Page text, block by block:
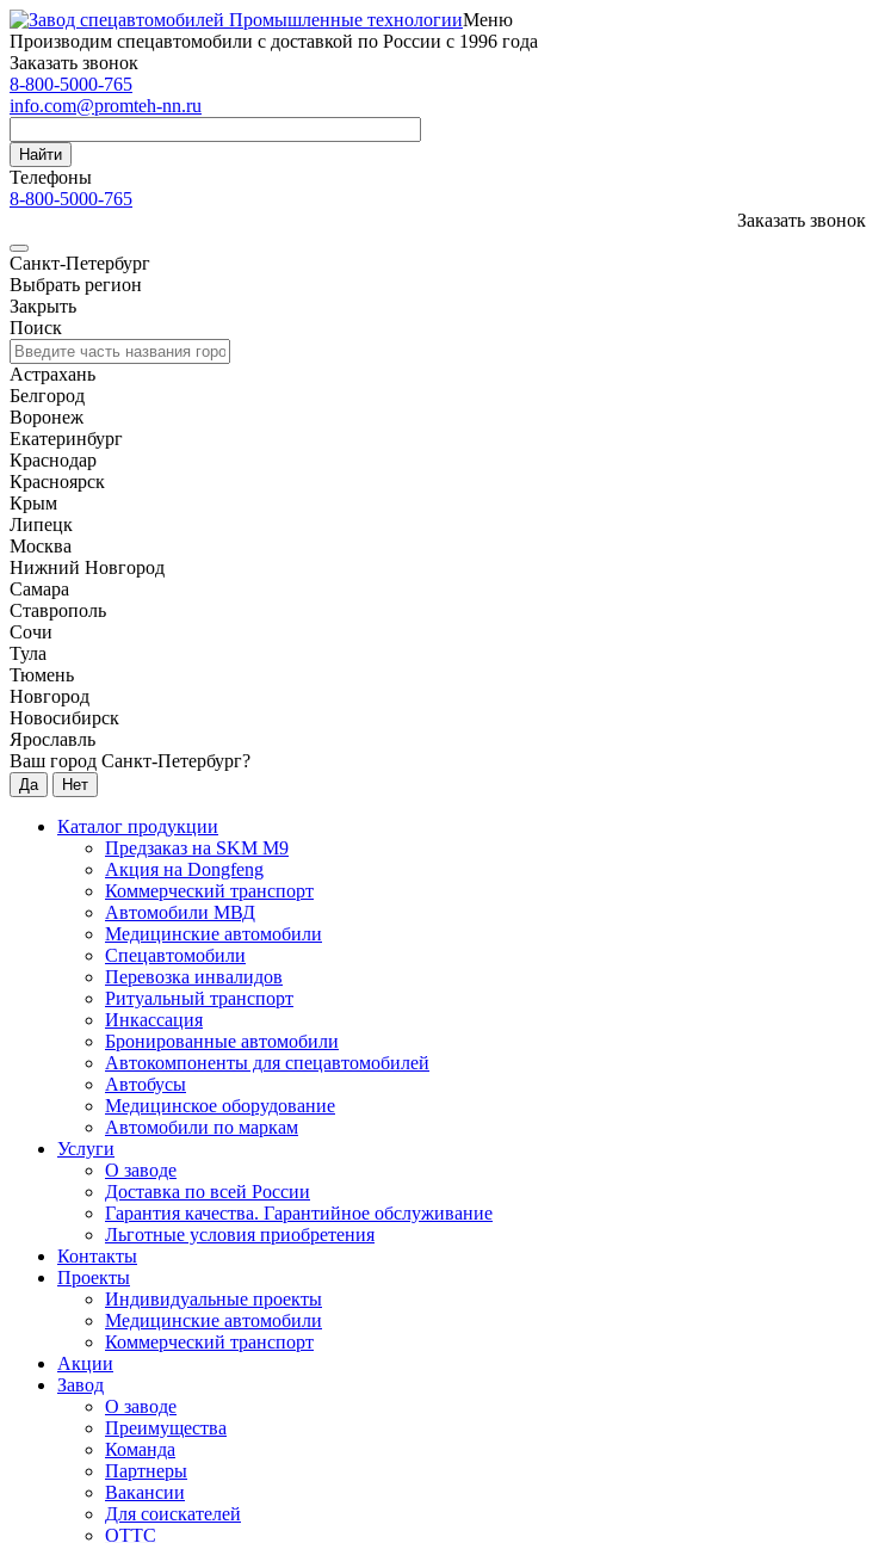
Меню
Производим спецавтомобили с доставкой по России с 1996 года
Заказать звонок
8-800-5000-765
info.com@promteh-nn.ru
Найти
Телефоны
8-800-5000-765
Заказать звонок
Санкт-Петербург
Выбрать регион
Закрыть
Поиск
Астрахань
Белгород
Воронеж
Екатеринбург
Краснодар
Красноярск
Крым
Липецк
Москва
Нижний Новгород
Самара
Ставрополь
Сочи
Тула
Тюмень
Новгород
Новосибирск
Ярославль
Ваш город Санкт-Петербург?
Да Нет
Каталог продукции
Предзаказ на SKM M9
Акция на Dongfeng
Коммерческий транспорт
Автомобили МВД
Медицинские автомобили
Спецавтомобили
Перевозка инвалидов
Ритуальный транспорт
Инкассация
Бронированные автомобили
Автокомпоненты для спецавтомобилей
Автобусы
Медицинское оборудование
Автомобили по маркам
Услуги
О заводе
Доставка по всей России
Гарантия качества. Гарантийное обслуживание
Льготные условия приобретения
Контакты
Проекты
Индивидуальные проекты
Медицинские автомобили
Коммерческий транспорт
Акции
Завод
О заводе
Преимущества
Команда
Партнеры
Вакансии
Для соискателей
ОТТС